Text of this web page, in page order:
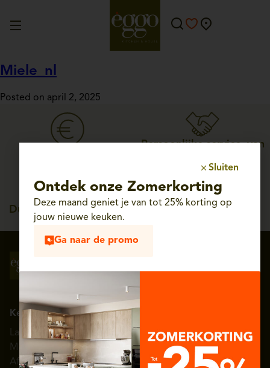
Miele_nl
Posted on april 2, 2025
Persoonlijke service, van
Duitse kwaliteit, tot 25
jaar garantie
Volg ons op
Keuken
Landelijke
Modern
Afwerkingen
Interieur
Woonkamer
Inkomhal
Eetkamer
Kleedkamer
Armaturen
Schoenenrek
Uitschuifbare
Showrooms
Toonzaalmodellen
Getuigenissen
Over èggo
Persruimte
Diensten
Sluiten
Ontdek onze Zomerkorting
Deze maand geniet je van tot 25% korting op
jouw nieuwe keuken.
Ga naar de promo